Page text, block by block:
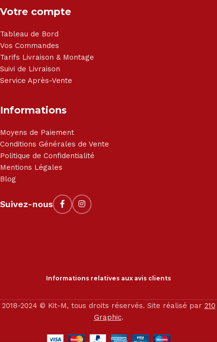
Votre compte
Tableau de Bord
Vos Commandes
Tarifs Livraison & Montage
Suivi de Livraison
Service Après-Vente
Informations
Moyens de Paiement
Conditions Générales de Vente
Politique de Confidentialité
Mentions Légales
Blog
Suivez-nous
Informations relatives aux avis clients
2018-2024 © Kit-M, tous droits réservés. Site réalisé par 210
Graphic.